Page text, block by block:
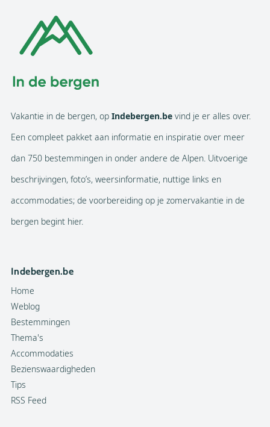
Vakantie in de bergen, op Indebergen.be vind je er alles over.
Een compleet pakket aan informatie en inspiratie over meer
dan 750 bestemmingen in onder andere de Alpen. Uitvoerige
beschrijvingen, foto’s, weersinformatie, nuttige links en
accommodaties; de voorbereiding op je zomervakantie in de
bergen begint hier.
Indebergen.be
Home
Weblog
Bestemmingen
Thema's
Accommodaties
Bezienswaardigheden
Tips
RSS Feed